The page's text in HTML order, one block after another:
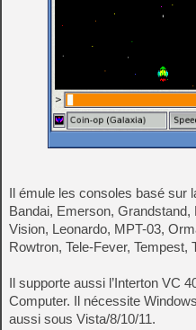
Il émule les consoles basé sur
Bandai, Emerson,
Vision, Leonardo, MPT-03,
Rowtron, Tele-Fever, Tempest,
Il supporte aussi l’Interton VC
Computer. Il nécessite
aussi sous Vista/8/10/11.